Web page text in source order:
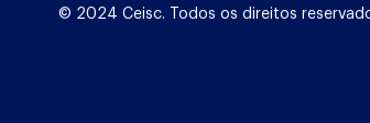
© 2024 Ceisc. Todos os direitos